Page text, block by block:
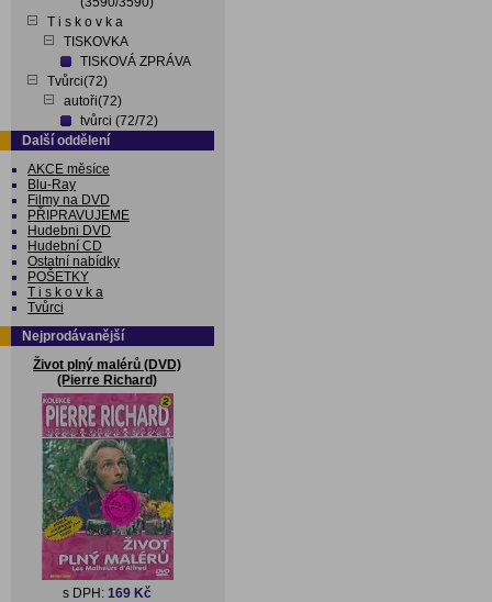
T i s k o v k a
TISKOVKA
TISKOVÁ ZPRÁVA
Tvůrci(72)
autoři(72)
tvůrci (72/72)
Další oddělení
AKCE měsíce
Blu-Ray
Filmy na DVD
PŘIPRAVUJEME
Hudebni DVD
Hudební CD
Ostatní nabídky
POŠETKY
T i s k o v k a
Tvůrci
Nejprodávanější
Život plný malérů (DVD)
(Pierre Richard)
s DPH: 169 Kč